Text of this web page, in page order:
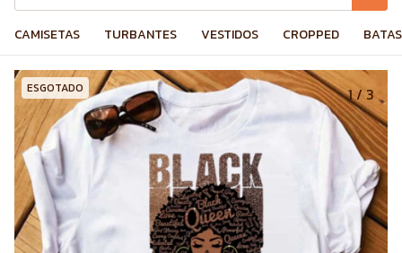
CAMISETAS TURBANTES VESTIDOS CROPPED
ESGOTADO 1/ 3